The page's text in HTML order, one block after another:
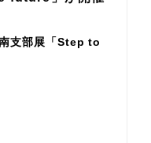
支部展「Step to